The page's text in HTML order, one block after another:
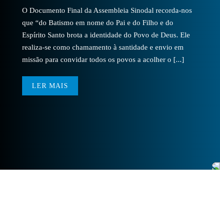
O Documento Final da Assembleia Sinodal recorda-nos
que “do Batismo em nome do Pai e do Filho e do
Espírito Santo brota a identidade do Povo de Deus. Ele
realiza-se como chamamento à santidade e envio em
missão para convidar todos os povos a acolher o [...]
LER MAIS